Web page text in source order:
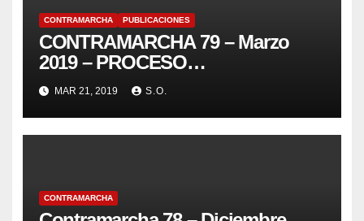
CONTRAMARCHA PUBLICACIONES
CONTRAMARCHA 79 – Marzo
2019 – PROCESO
ASAMBLEARIO, PROCESO DE
LUCHA UNITARIO
MAR 21, 2019 S.O.
CONTRAMARCHA